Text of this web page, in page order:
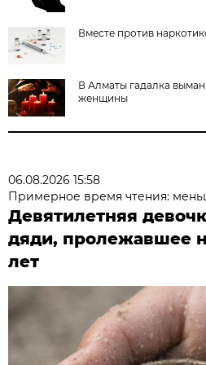
Вместе против
В Алматы гадалка
женщины
06.08.2026 15:58
Примерное время чтения:
Девятилетняя
дяди, пролежавшее
лет